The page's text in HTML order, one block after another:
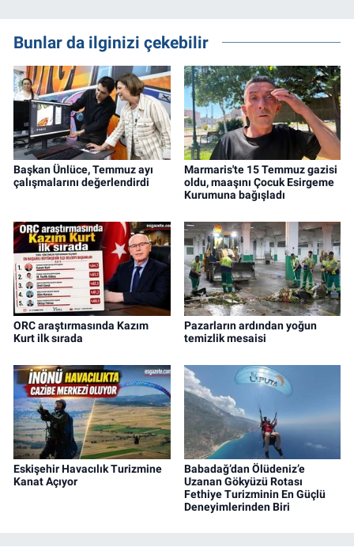
Bunlar da ilginizi çekebilir
Başkan Ünlüce, Temmuz ayı
çalışmalarını değerlendirdi
Marmaris'te 15 Temmuz gazisi
oldu, maaşını Çocuk Esirgeme
Kurumuna bağışladı
ORC araştırmasında Kazım
Kurt ilk sırada
Pazarların ardından yoğun
temizlik mesaisi
Eskişehir Havacılık Turizmine
Kanat Açıyor
Babadağ’dan Ölüdeniz’e
Uzanan Gökyüzü Rotası
Fethiye Turizminin En Güçlü
Deneyimlerinden Biri